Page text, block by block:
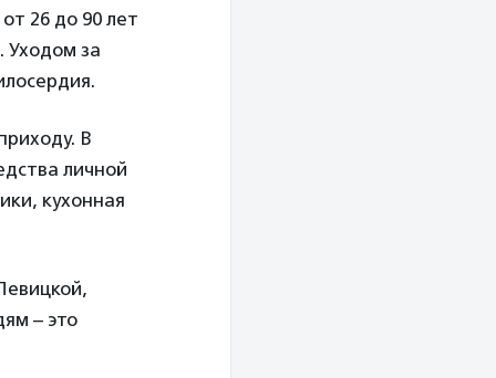
26 до 90 лет
Уходом за
В
личной
кухонная
– это